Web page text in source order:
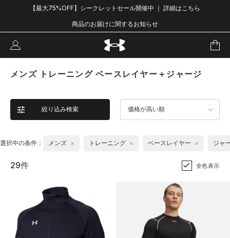
【最大75%OFF】シークレットセール開催中 ｜ 詳細はこちら
商品のお届けに関するお知らせ
メンズ トレーニング ベースレイヤー＋ジャージ
絞り込み検索 価格が高い順
選択中の条件： メンズ トレーニング ベースレイヤー ジャ
29件 全色表示